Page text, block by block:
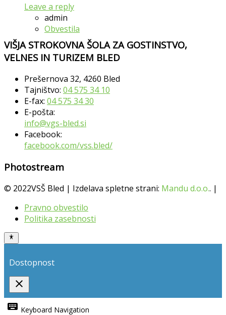
Leave a reply
admin
Obvestila
VIŠJA STROKOVNA ŠOLA ZA GOSTINSTVO,
VELNES IN TURIZEM BLED
Prešernova 32, 4260 Bled
Tajništvo: 04 575 34 10
E-fax: 04 575 34 30
E-pošta:
info@vgs-bled.si
Facebook:
facebook.com/vss.bled/
Photostream
© 2022VSŠ Bled | Izdelava spletne strani: Mandu d.o.o.. |
Pravno obvestilo
Politika zasebnosti
Dostopnost
close
Toggle
visibility
keyboard Keyboard Navigation